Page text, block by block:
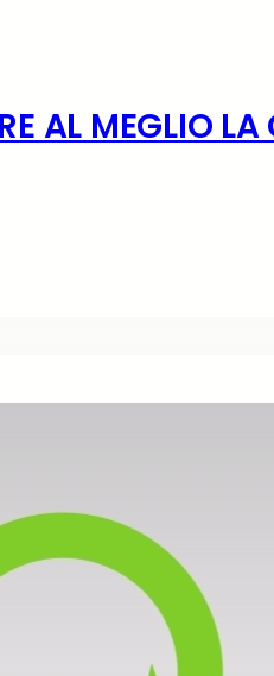
AL MEGLIO LA